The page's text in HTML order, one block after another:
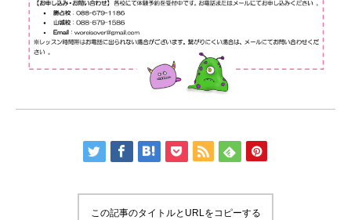
この記事のタイトルとURLをコピーする